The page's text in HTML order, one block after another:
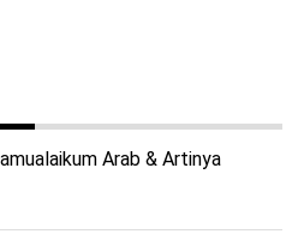
Arab & Artinya